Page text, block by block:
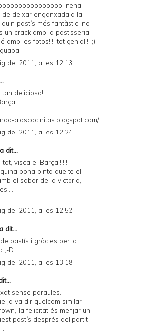
nena
de deixar enganxada a la
quin pastís més fantàstic! no
un crack amb la pastisseria
amb les fotos!!!! tot genial!!! ;)
del 2011, a les 12:13
tan deliciosa!
alascocinitas.blogspot.com/
del 2011, a les 12:24
dit...
tot, visca el Barça!!!!!!!
bona pinta que te el
el sabor de la victoria,
del 2011, a les 12:52
dit...
pastís i gràcies per la
;-D
del 2011, a les 13:18
sense paraules.
ja va dir quelcom similar
felicitat és menjar un
pastís després del partit